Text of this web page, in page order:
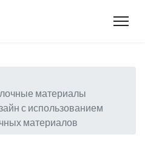
материалы
с использованием
материалов